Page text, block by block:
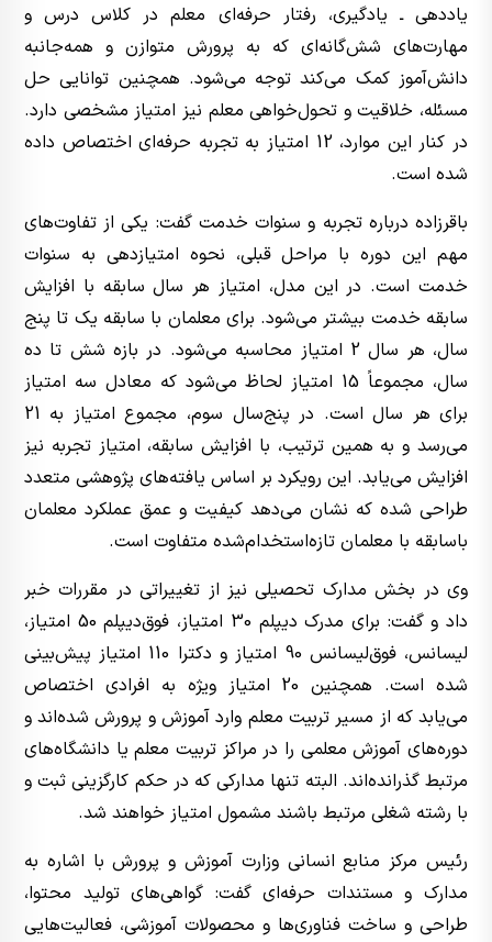
یاددهی ـ یادگیری، رفتار حرفه‌ای معلم در کلاس درس و
مهارت‌های شش‌گانه‌ای که به پرورش متوازن و همه‌جانبه
دانش‌آموز کمک می‌کند توجه می‌شود. همچنین توانایی حل
مسئله، خلاقیت و تحول‌خواهی معلم نیز امتیاز مشخصی دارد.
در کنار این موارد، 12 امتیاز به تجربه حرفه‌ای اختصاص داده
شده است.
باقرزاده درباره تجربه و سنوات خدمت گفت: یکی از تفاوت‌های
مهم این دوره با مراحل قبلی، نحوه امتیازدهی به سنوات
خدمت است. در این مدل، امتیاز هر سال سابقه با افزایش
سابقه خدمت بیشتر می‌شود. برای معلمان با سابقه یک تا پنج
سال، هر سال 2 امتیاز محاسبه می‌شود. در بازه شش تا ده
سال، مجموعاً 15 امتیاز لحاظ می‌شود که معادل سه امتیاز
برای هر سال است. در پنج‌سال سوم، مجموع امتیاز به 21
می‌رسد و به همین ترتیب، با افزایش سابقه، امتیاز تجربه نیز
افزایش می‌یابد. این رویکرد بر اساس یافته‌های پژوهشی متعدد
طراحی شده که نشان می‌دهد کیفیت و عمق عملکرد معلمان
باسابقه با معلمان تازه‌استخدام‌شده متفاوت است.
وی در بخش مدارک تحصیلی نیز از تغییراتی در مقررات خبر
داد و گفت: برای مدرک دیپلم 30 امتیاز، فوق‌دیپلم 50 امتیاز،
لیسانس، فوق‌لیسانس 90 امتیاز و دکترا 110 امتیاز پیش‌بینی
شده است. همچنین 20 امتیاز ویژه به افرادی اختصاص
می‌یابد که از مسیر تربیت معلم وارد آموزش و پرورش شده‌اند و
دوره‌های آموزش معلمی را در مراکز تربیت معلم یا دانشگاه‌های
مرتبط گذرانده‌اند. البته تنها مدارکی که در حکم کارگزینی ثبت و
با رشته شغلی مرتبط باشند مشمول امتیاز خواهند شد.
رئیس مرکز منابع انسانی وزارت آموزش و پرورش با اشاره به
مدارک و مستندات حرفه‌ای گفت: گواهی‌های تولید محتوا،
طراحی و ساخت فناوری‌ها و محصولات آموزشی، فعالیت‌هایی